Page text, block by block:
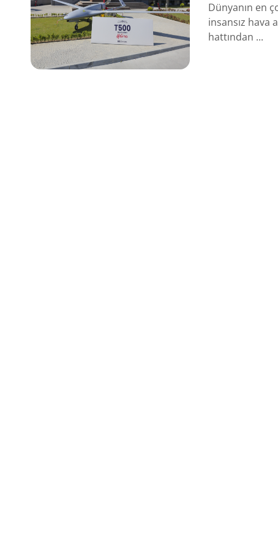
Dünyanın en
insansız hava
hattından ...